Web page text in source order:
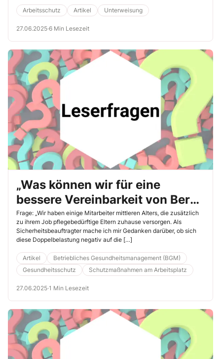
internationale Pflegekräfte zu Wort, die von ihren Erfahrungen
berichten und so Denkanstöße für neue Integrationskonzepte
geben.
Arbeitsschutz Artikel Unterweisung
27.06.2025·6 Min Lesezeit
„Was können wir für eine
bessere Vereinbarkeit von Beruf
und häuslicher Pflege tun?“
Frage: „Wir haben einige Mitarbeiter mittleren Alters, die zusätzlich
zu ihrem Job pflegebedürftige Eltern zuhause versorgen. Als
Sicherheitsbeauftragter mache ich mir Gedanken darüber, ob sich
diese Doppelbelastung negativ auf die […]
Artikel
Betriebliches Gesundheitsmanagement (BGM)
Gesundheitsschutz
Schutzmaßnahmen am Arbeitsplatz
27.06.2025·1 Min Lesezeit